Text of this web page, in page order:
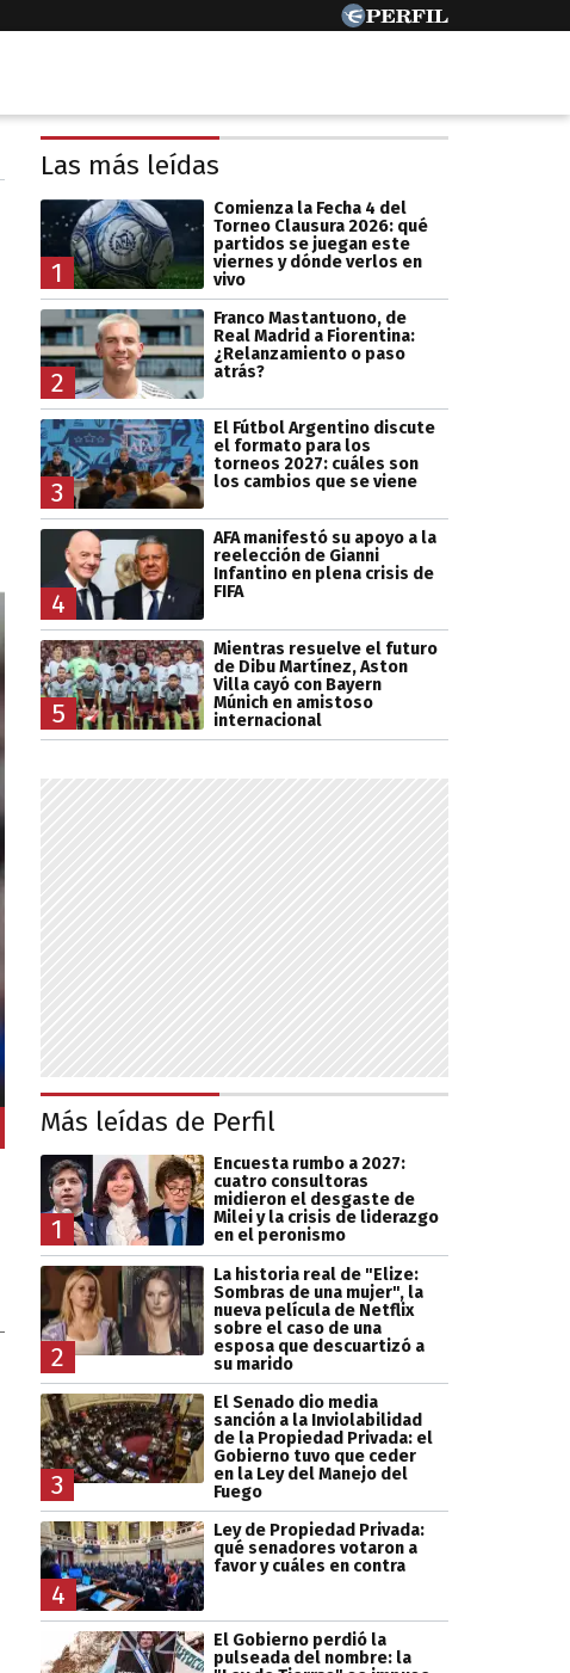
Las más leídas
1
Comienza la Fecha 4 del
Torneo Clausura 2026: qué
partidos se juegan este
viernes y dónde verlos en
vivo
2
Franco Mastantuono, de
Real Madrid a Fiorentina:
¿Relanzamiento o paso
atrás?
3
El Fútbol Argentino discute
el formato para los
torneos 2027: cuáles son
los cambios que se viene
4
AFA manifestó su apoyo a la
reelección de Gianni
Infantino en plena crisis de
FIFA
5
Mientras resuelve el futuro
de Dibu Martínez, Aston
Villa cayó con Bayern
Múnich en amistoso
internacional
Más leídas de Perfil
1
Encuesta rumbo a 2027:
cuatro consultoras
midieron el desgaste de
Milei y la crisis de liderazgo
en el peronismo
2
La historia real de "Elize:
Sombras de una mujer", la
nueva película de Netflix
sobre el caso de una
esposa que descuartizó a
su marido
3
El Senado dio media
sanción a la Inviolabilidad
de la Propiedad Privada: el
Gobierno tuvo que ceder
en la Ley del Manejo del
Fuego
4
Ley de Propiedad Privada:
qué senadores votaron a
favor y cuáles en contra
El Gobierno perdió la
pulseada del nombre: la